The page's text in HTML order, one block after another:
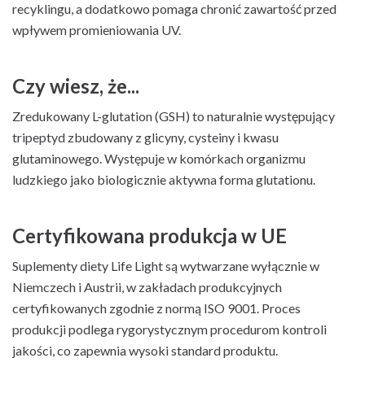
recyklingu, a dodatkowo pomaga chronić zawartość przed
wpływem promieniowania UV.
Czy wiesz, że...
Zredukowany L-glutation (GSH) to naturalnie występujący
tripeptyd zbudowany z glicyny, cysteiny i kwasu
glutaminowego. Występuje w komórkach organizmu
ludzkiego jako biologicznie aktywna forma glutationu.
Certyfikowana produkcja w UE
Suplementy diety Life Light są wytwarzane wyłącznie w
Niemczech i Austrii, w zakładach produkcyjnych
certyfikowanych zgodnie z normą ISO 9001. Proces
produkcji podlega rygorystycznym procedurom kontroli
jakości, co zapewnia wysoki standard produktu.